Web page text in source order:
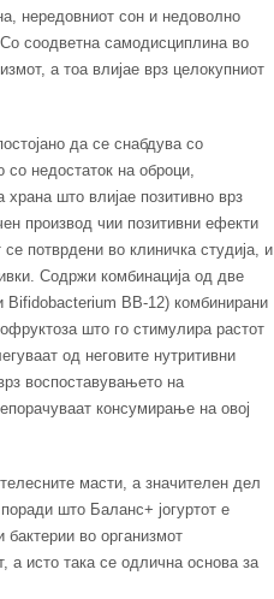
нередовниот сон и недоволно
соодветна самодисциплина во
а тоа влијае врз целокупниот
да се снабдува со
со недостаток на оброци,
што влијае позитивно врз
производ чии позитивни ефекти
потврдени во клиничка студија, и
Содржи комбинација од две
Bifidobacterium BB-12) комбинирани
што го стимулира растот
од неговите нутритивни
воспоставувањето на
консумирање на овој
масти, а значителен дел
што Баланс+ јогуртот е
во организмот
а исто така се одлична основа за